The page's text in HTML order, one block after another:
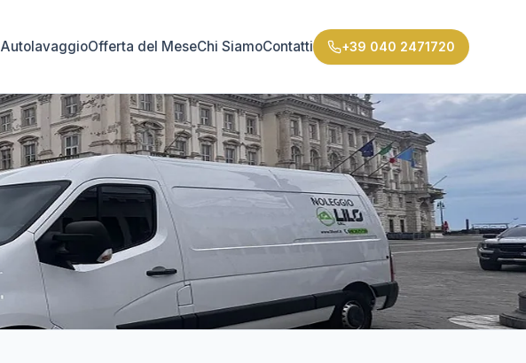
AutolavaggioOfferta del MeseChi SiamoContatti +39 040 2471720